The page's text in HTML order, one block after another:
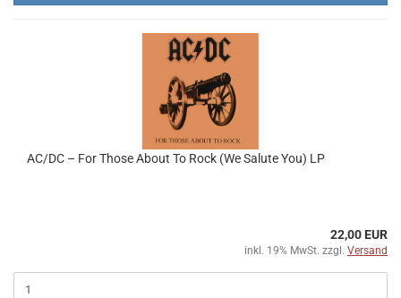
AC/DC ‎– For Those About To Rock (We Salute You) LP
22,00 EUR
inkl. 19% MwSt. zzgl. Versand